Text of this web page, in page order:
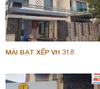
MÁI BẠT XẾP VH 318